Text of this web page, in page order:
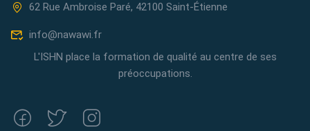
62 Rue Ambroise Paré, 42100 Saint-Étienne
info@nawawi.fr
L'ISHN place la formation de qualité au centre de ses
préoccupations.